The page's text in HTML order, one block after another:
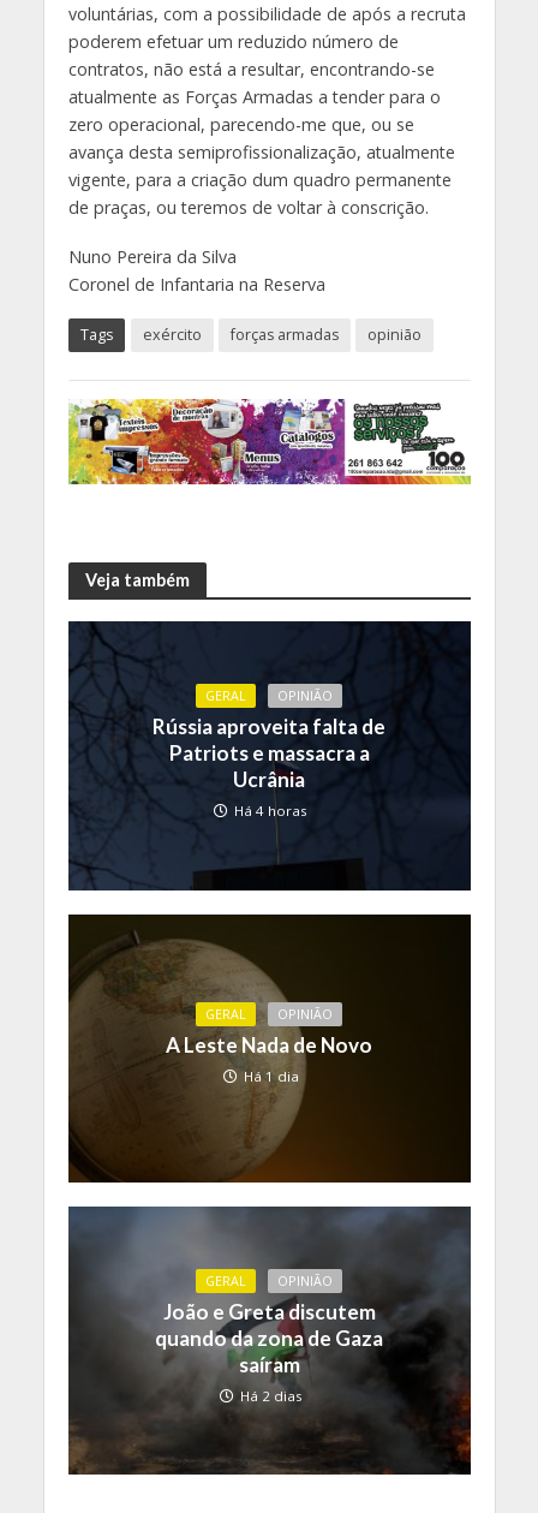
voluntárias, com a possibilidade de após a recruta
poderem efetuar um reduzido número de
contratos, não está a resultar, encontrando-se
atualmente as Forças Armadas a tender para o
zero operacional, parecendo-me que, ou se
avança desta semiprofissionalização, atualmente
vigente, para a criação dum quadro permanente
de praças, ou teremos de voltar à conscrição.
Nuno Pereira da Silva
Coronel de Infantaria na Reserva
Tags exército forças armadas opinião
Veja também
GERAL OPINIÃO
Rússia aproveita falta de
Patriots e massacra a
Ucrânia
Há 4 horas
GERAL OPINIÃO
A Leste Nada de Novo
Há 1 dia
GERAL OPINIÃO
João e Greta discutem
quando da zona de Gaza
saíram
Há 2 dias